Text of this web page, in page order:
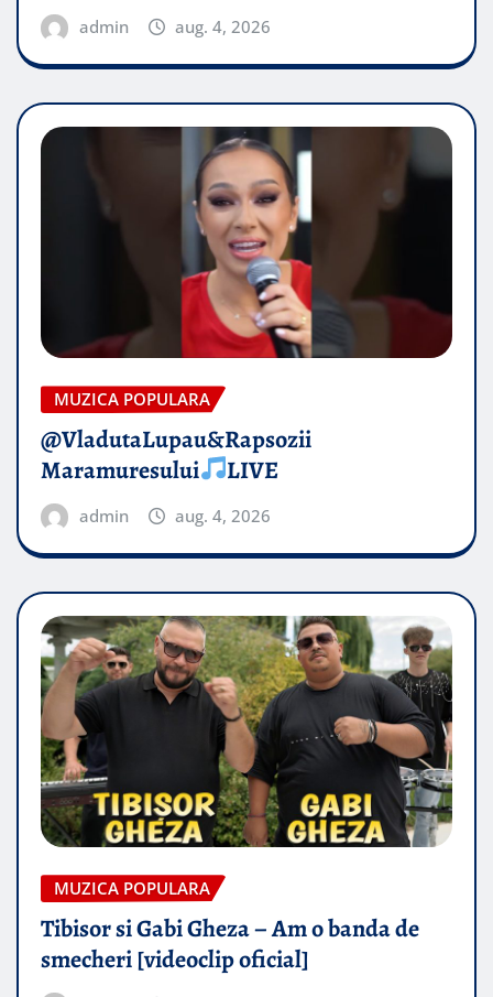
admin aug. 4, 2026
MUZICA POPULARA
@VladutaLupau&Rapsozii
Maramuresului
LIVE
admin aug. 4, 2026
MUZICA POPULARA
Tibisor si Gabi Gheza – Am o banda de
smecheri [videoclip oficial]